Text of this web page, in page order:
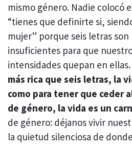
mismo género. Nadie colocó
“tienes que definirte si,
mujer” porque seis letras
insuficientes para que
intensidades quepan en ellas.
más rica que seis letras, la
como para tener que ceder
de género, la vida es un
de género: déjanos vivir
la quietud silenciosa de